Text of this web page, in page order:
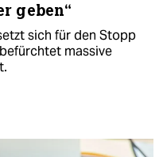
geben“
sich für den Stopp
massive